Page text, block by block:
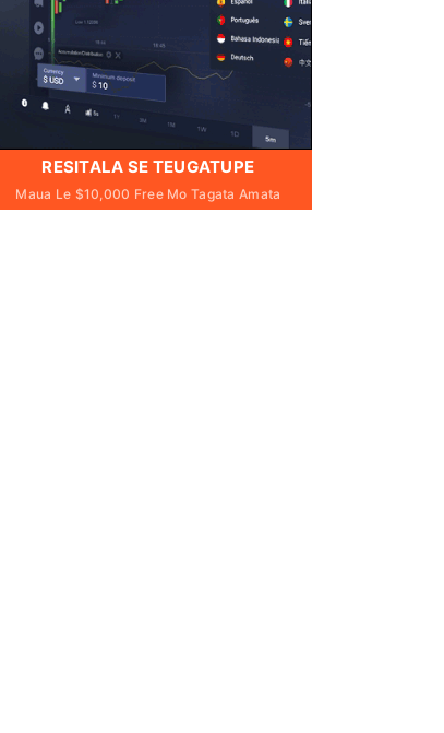
RESITALA SE TEUGATUPE
Maua Le $10,000 Free Mo Tagata Amata